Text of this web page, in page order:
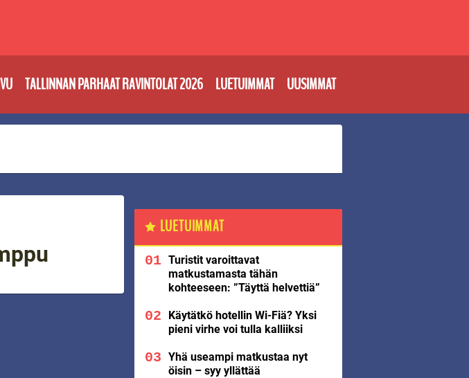
TALLINNAN PARHAAT RAVINTOLAT 2026 LUETUIMMAT UUSIMMAT
LUETUIMMAT
Turistit varoittavat
matkustamasta tähän
kohteeseen: ”Täyttä helvettiä”
Käytätkö hotellin Wi-Fiä? Yksi
pieni virhe voi tulla kalliiksi
Yhä useampi matkustaa nyt
öisin – syy yllättää